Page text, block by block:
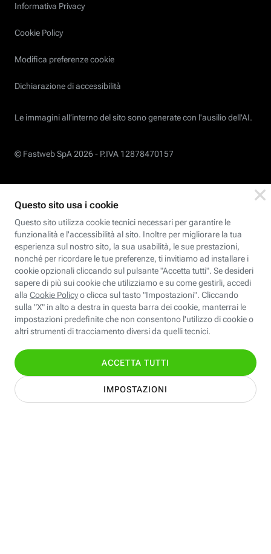
Informativa Privacy
Cookie Policy
Modifica preferenze cookie
Dichiarazione di accessibilità
Le immagini all’interno del sito sono generate con l'ausilio dell'AI.
© Fastweb SpA 2026 - P.IVA 12878470157